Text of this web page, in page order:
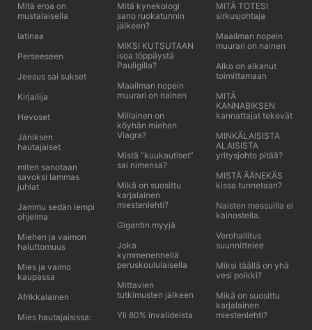
Mitä eroa on
mustalaisella
latinaa
Perseeseen
Jeesus sai sukset
Kirjailija
Hevoset
Jäniksen
hautajaiset
miten sanotaan
savoksi lammas
juhlat
Jammu sedän lempi
ohjelma
Miehen ja vaimon
haluttomuus
Mies ja vaimo
kaupassa
Afrikkalainen
Mies hautajaisissa:
Mitä kynekologi
sano ruokatunnin
jälkeen?
MIKSI KUTSUTAAN
isoa töppäystä
Pauligilla?
Maailman nopein
muurari on nainen
Millainen on
köyhän miehen
Viagra?
Mistä ”kuukautiset”
sai nimensä?
Mikä on suosittu
karjalainen
miestenlehti?
Gigantin myyjä
Joka
kymmenennellä
peruskoululaisella
Mittavien
tutkimusten jälkeen
Yli 80% invalideista
MITÄ TOTESI
sirkusjohtaja
Maailman nopein
muurari on nainen
Alko on alkanut
toimittamaan
MITÄ
KANNABIKSEN
kannattajat tekevät
MINKÄLAISISTA
ALAISISTA
yritysjohto pitää?
MISTÄ ÄÄNEKÄS
kissa tunnetaan?
Naisten messuilla ei
kainostella.
Verohallitus
suunnittelee
Miksi täällä on yhä
vesi poikki?
Mikä on suosittu
karjalainen
miestenlehti?